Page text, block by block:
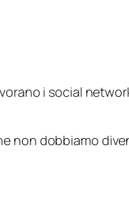
i social
non dobbiamo